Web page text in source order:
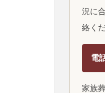
況に
絡く
電
家族